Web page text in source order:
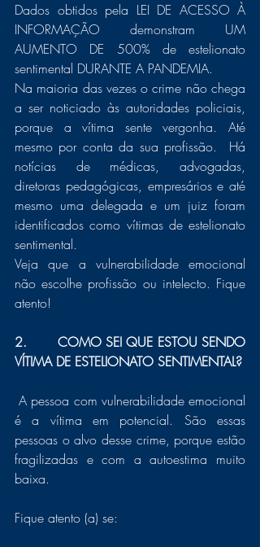
Dados obtidos pela LEI DE ACESSO À
INFORMAÇÃO demonstram UM
AUMENTO DE 500% de estelionato
sentimental DURANTE A PANDEMIA.
Na maioria das vezes o crime não chega
a ser noticiado às autoridades policiais,
porque a vítima sente vergonha. Até
mesmo por conta da sua profissão.  Há
notícias de médicas, advogadas,
diretoras pedagógicas, empresários e até
mesmo uma delegada e um juiz foram
identificados como vítimas de estelionato
sentimental.
Veja que a vulnerabilidade emocional
não escolhe profissão ou intelecto. Fique
atento!
2.       COMO SEI QUE ESTOU SENDO
A pessoa com vulnerabilidade emocional
é a vítima em potencial. São essas
pessoas o alvo desse crime, porque estão
fragilizadas e com a autoestima muito
baixa.
Fique atento (a) se: